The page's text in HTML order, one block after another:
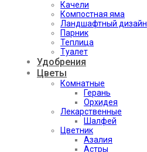
Качели
Компостная яма
Ландшафтный дизайн
Парник
Теплица
Туалет
Удобрения
Цветы
Комнатные
Герань
Орхидея
Лекарственные
Шалфей
Цветник
Азалия
Астры